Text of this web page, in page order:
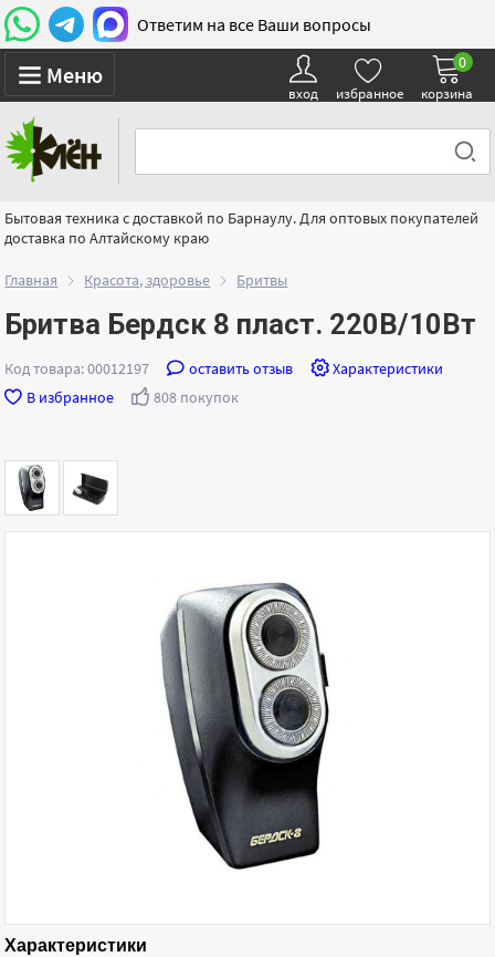
Ответим на все Ваши вопросы
Меню
вход избранное корзина
0
Бытовая техника с доставкой по Барнаулу. Для оптовых покупателей
доставка по Алтайскому краю
Главная Красота, здоровье Бритвы
Бритва Бердск 8 пласт. 220В/10Вт
Код товара: 00012197 оставить отзыв
Характеристики
В избранное
808 покупок
Характеристики